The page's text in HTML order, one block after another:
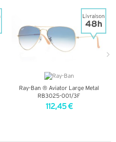
Ray-Ban ® Aviator Large Metal
RB3025-001/3F
112,45 €